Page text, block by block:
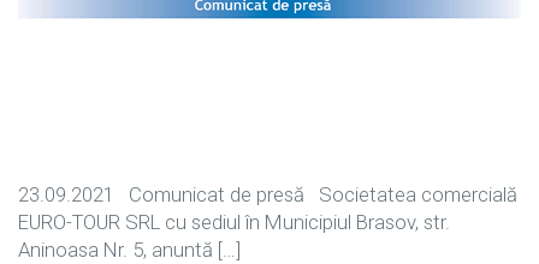
23.09.2021 Comunicat de presă Societatea comercială
EURO-TOUR SRL cu sediul în Municipiul Brasov, str.
Aninoasa Nr. 5, anuntă […]